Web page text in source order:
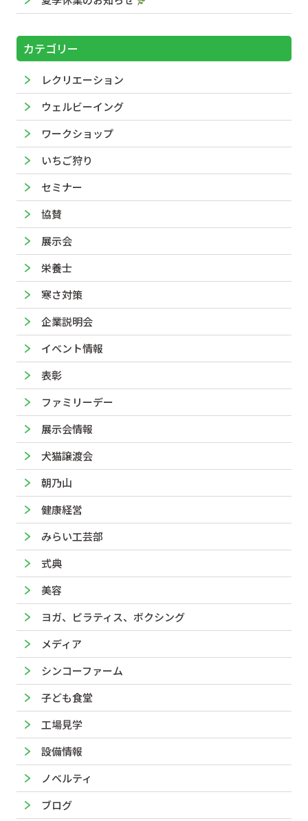
カテゴリー
レクリエーション
ウェルビーイング
ワークショップ
いちご狩り
セミナー
協賛
展示会
栄養士
寒さ対策
企業説明会
イベント情報
表彰
ファミリーデー
展示会情報
犬猫譲渡会
朝乃山
健康経営
みらい工芸部
式典
美容
ヨガ、ピラティス、ボクシング
メディア
シンコーファーム
子ども食堂
工場見学
設備情報
ノベルティ
ブログ